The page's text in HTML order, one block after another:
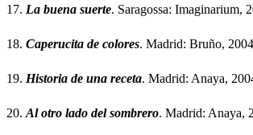
La buena suerte. Saragossa: Imaginarium,
Caperucita de colores. Madrid: Bruño,
Historia de una receta. Madrid: Anaya,
Al otro lado del sombrero. Madrid: Anaya,